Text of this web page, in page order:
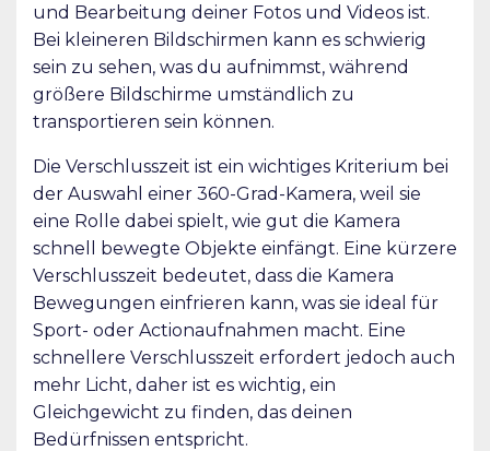
und Bearbeitung deiner Fotos und Videos ist.
Bei kleineren Bildschirmen kann es schwierig
sein zu sehen, was du aufnimmst, während
größere Bildschirme umständlich zu
transportieren sein können.
Die Verschlusszeit ist ein wichtiges Kriterium bei
der Auswahl einer 360-Grad-Kamera, weil sie
eine Rolle dabei spielt, wie gut die Kamera
schnell bewegte Objekte einfängt. Eine kürzere
Verschlusszeit bedeutet, dass die Kamera
Bewegungen einfrieren kann, was sie ideal für
Sport- oder Actionaufnahmen macht. Eine
schnellere Verschlusszeit erfordert jedoch auch
mehr Licht, daher ist es wichtig, ein
Gleichgewicht zu finden, das deinen
Bedürfnissen entspricht.